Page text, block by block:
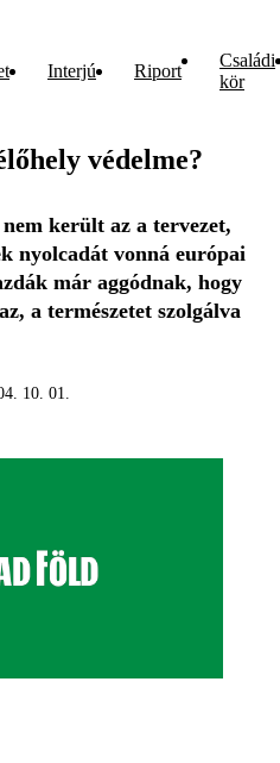
Interjú Riport
Családi
kör
védelme?
került az a tervezet,
nyolcadát vonná európai
már aggódnak, hogy
a természetet szolgálva
10. 01.